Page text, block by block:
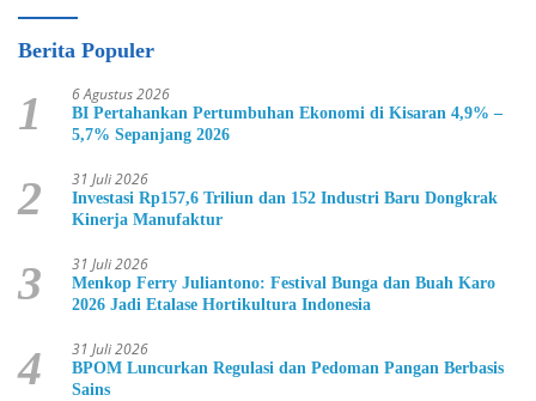
Berita Populer
1 6 Agustus 2026
BI Pertahankan Pertumbuhan Ekonomi di Kisaran 4,9% –
5,7% Sepanjang 2026
2 31 Juli 2026
Investasi Rp157,6 Triliun dan 152 Industri Baru Dongkrak
Kinerja Manufaktur
3 31 Juli 2026
Menkop Ferry Juliantono: Festival Bunga dan Buah Karo
2026 Jadi Etalase Hortikultura Indonesia
4 31 Juli 2026
BPOM Luncurkan Regulasi dan Pedoman Pangan Berbasis
Sains